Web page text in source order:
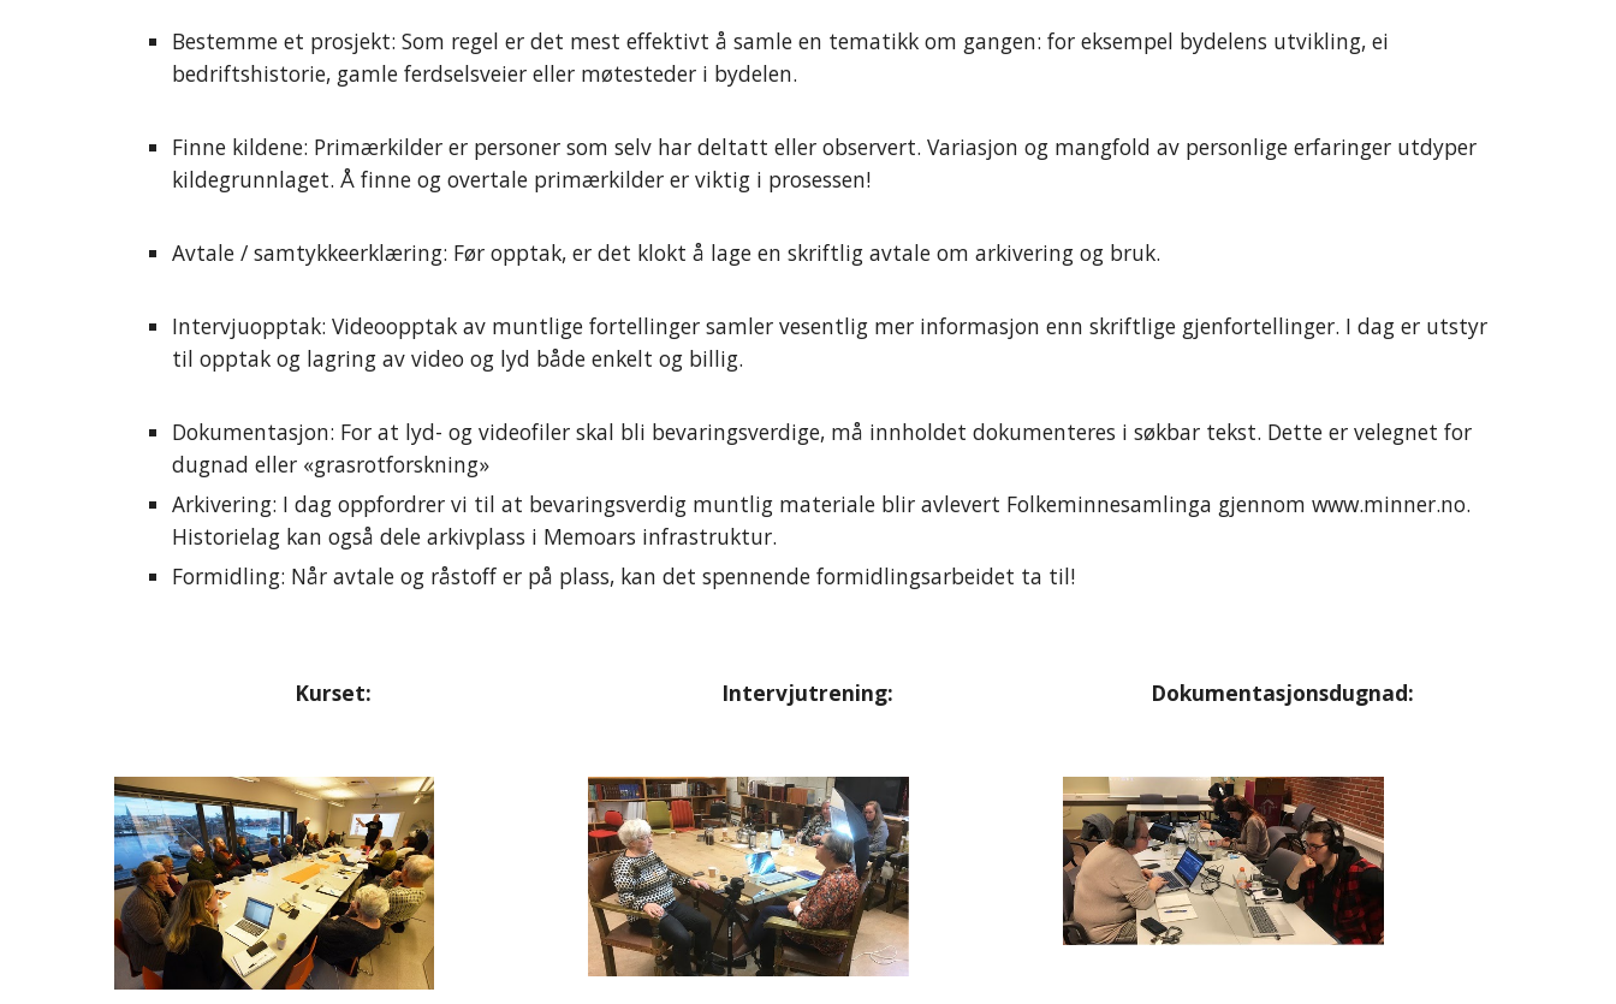
Bestemme et prosjekt: Som regel er det mest effektivt å samle en tematikk om gangen: for eksempel bydelens utvikling, ei
bedriftshistorie, gamle ferdselsveier eller møtesteder i bydelen.
Finne kildene: Primærkilder er personer som selv har deltatt eller observert. Variasjon og mangfold av personlige erfaringer utdyper
kildegrunnlaget. Å finne og overtale primærkilder er viktig i prosessen!
Avtale / samtykkeerklæring: Før opptak, er det klokt å lage en skriftlig avtale om arkivering og bruk.
Intervjuopptak: Videoopptak av muntlige fortellinger samler vesentlig mer informasjon enn skriftlige gjenfortellinger. I dag er utstyr
til opptak og lagring av video og lyd både enkelt og billig.
Dokumentasjon: For at lyd- og videofiler skal bli bevaringsverdige, må innholdet dokumenteres i søkbar tekst. Dette er velegnet for
dugnad eller «grasrotforskning»
Arkivering: I dag oppfordrer vi til at bevaringsverdig muntlig materiale blir avlevert Folkeminnesamlinga gjennom www.minner.no.
Historielag kan også dele arkivplass i Memoars infrastruktur.
Formidling: Når avtale og råstoff er på plass, kan det spennende formidlingsarbeidet ta til!
Kurset: Intervjutrening: Dokumentasjonsdugnad: